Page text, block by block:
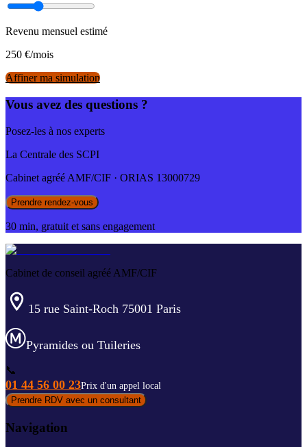
Revenu mensuel estimé
250 €/mois
Affiner ma simulation
Vous avez des questions ?
Posez-les à nos experts
La Centrale des SCPI
Cabinet agréé AMF/CIF · ORIAS 13000729
Prendre rendez-vous
30 min, gratuit et sans engagement
Cabinet de conseil agréé AMF/CIF
15 rue Saint-Roch 75001 Paris
Pyramides ou Tuileries
📞
01 44 56 00 23Prix d'un appel local
Prendre RDV avec un consultant
Navigation